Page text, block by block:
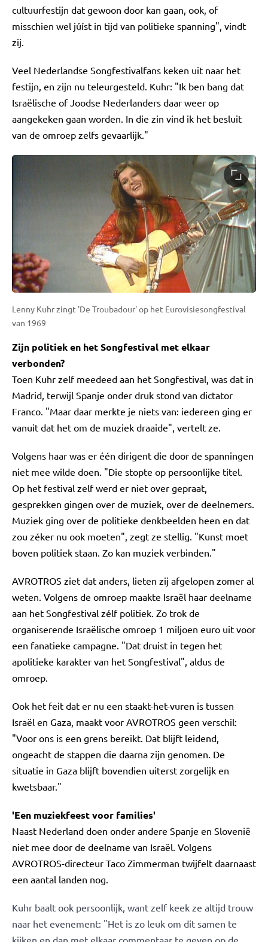
cultuurfestijn dat gewoon door kan gaan, ook, of
misschien wel júíst in tijd van politieke spanning", vindt
zij.
Veel Nederlandse Songfestivalfans keken uit naar het
festijn, en zijn nu teleurgesteld. Kuhr: "Ik ben bang dat
Israëlische of Joodse Nederlanders daar weer op
aangekeken gaan worden. In die zin vind ik het besluit
van de omroep zelfs gevaarlijk."
Lenny Kuhr zingt 'De Troubadour' op het Eurovisiesongfestival
van 1969
Zijn politiek en het Songfestival met elkaar
verbonden?
Toen Kuhr zelf meedeed aan het Songfestival, was dat in
Madrid, terwijl Spanje onder druk stond van dictator
Franco. "Maar daar merkte je niets van: iedereen ging er
vanuit dat het om de muziek draaide", vertelt ze.
Volgens haar was er één dirigent die door de spanningen
niet mee wilde doen. "Die stopte op persoonlijke titel.
Op het festival zelf werd er niet over gepraat,
gesprekken gingen over de muziek, over de deelnemers.
Muziek ging over de politieke denkbeelden heen en dat
zou zéker nu ook moeten", zegt ze stellig. "Kunst moet
boven politiek staan. Zo kan muziek verbinden."
AVROTROS ziet dat anders, lieten zij afgelopen zomer al
weten. Volgens de omroep maakte Israël haar deelname
aan het Songfestival zélf politiek. Zo trok de
organiserende Israëlische omroep 1 miljoen euro uit voor
een fanatieke campagne. "Dat druist in tegen het
apolitieke karakter van het Songfestival", aldus de
omroep.
Ook het feit dat er nu een staakt-het-vuren is tussen
Israël en Gaza, maakt voor AVROTROS geen verschil:
"Voor ons is een grens bereikt. Dat blijft leidend,
ongeacht de stappen die daarna zijn genomen. De
situatie in Gaza blijft bovendien uiterst zorgelijk en
kwetsbaar."
'Een muziekfeest voor families'
Naast Nederland doen onder andere Spanje en Slovenië
niet mee door de deelname van Israël. Volgens
AVROTROS-directeur Taco Zimmerman twijfelt daarnaast
een aantal landen nog.
Kuhr baalt ook persoonlijk, want zelf keek ze altijd trouw
naar het evenement: "Het is zo leuk om dit samen te
kijken en dan met elkaar commentaar te geven op de